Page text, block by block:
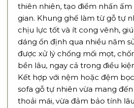
thiên nhiên, tạo điểm nhấn
gian. Khung ghế làm từ gỗ tự
chịu lực tốt và ít cong vênh,
dáng ổn định qua nhiều năm
được xử lý chống mối mọt,
bền lâu, ngay cả trong điều
Kết hợp với nệm hoặc đệm
sofa gỗ tự nhiên vừa mang
thoải mái, vừa đảm bảo tính